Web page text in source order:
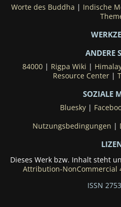
Worte des Buddha | Indische
ANDERE
84000| Rigpa Wiki |
Resource Center |
SOZIALE
Bluesky|
Nutzungsbedingungen |
Dieses Werk bzw. Inhalt steht
Attribution-NonCommercial
ISSN